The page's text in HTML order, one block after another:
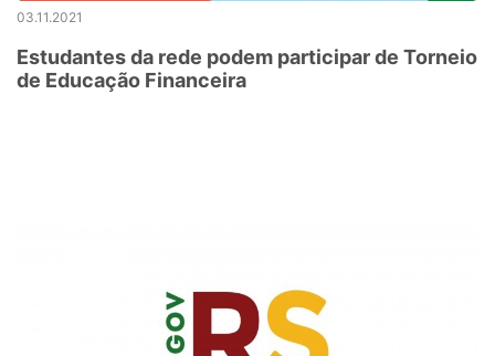
03.11.2021
Estudantes da rede podem participar de Torneio
de Educação Financeira